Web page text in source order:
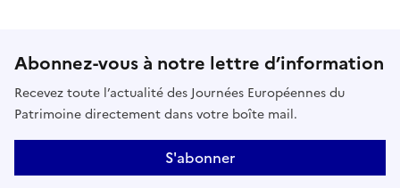
Abonnez-vous à notre lettre d’information
Recevez toute l’actualité des Journées Européennes du
Patrimoine directement dans votre boîte mail.
S'abonner